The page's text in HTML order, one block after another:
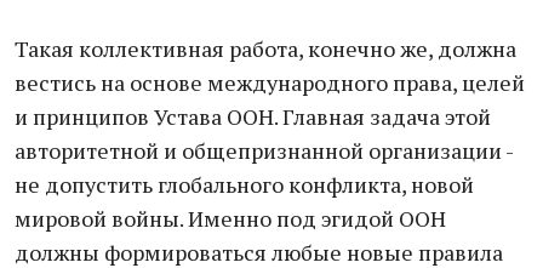
Такая коллективная работа, конечно же, должна
вестись на основе международного права, целей
и принципов Устава ООН. Главная задача этой
авторитетной и общепризнанной организации -
не допустить глобального конфликта, новой
мировой войны. Именно под эгидой ООН
должны формироваться любые новые правила